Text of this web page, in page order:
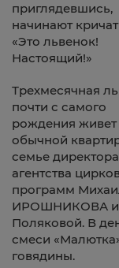
приглядевшись,
начинают
«Это львенок!
Настоящий!»
Трехмесячная
почти с самого
рождения живет
обычной
семье директора
агентства
программ
ИРОШНИКОВА и
Поляковой. В
смеси
говядины.